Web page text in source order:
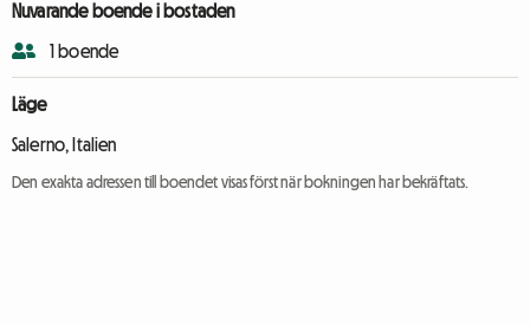
Nuvarande boende i bostaden
1 boende
Läge
Salerno, Italien
Den exakta adressen till boendet visas först när bokningen har bekräftats.